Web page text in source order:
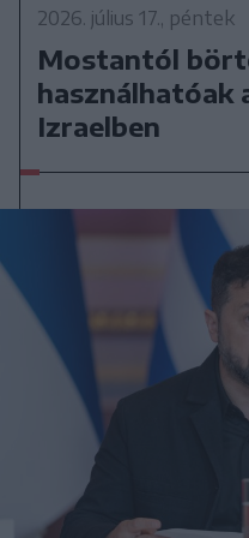
2026. július 17., péntek
Mostantól
használhatóak
Izraelben